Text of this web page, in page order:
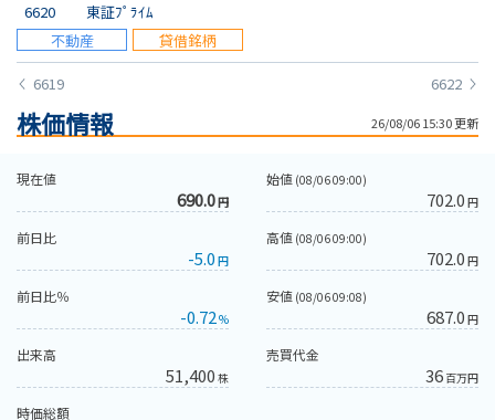
6620
東証ﾌﾟﾗｲﾑ
不動産
貸借銘柄
6619 6622
株価情報 26/08/06 15:30 更新
現在値
690.0円
始値(08/06 09:00)
702.0 円
前日比
-5.0 円
高値(08/06 09:00)
702.0 円
前日比％
-0.72%
安値(08/06 09:08)
687.0 円
出来高
51,400 株
売買代金
36百万円
時価総額